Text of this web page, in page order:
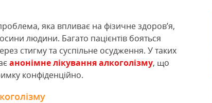
яка впливає на фізичне здоров’я,
людини. Багато пацієнтів бояться
стигму та суспільне осудження. У таких
анонімне лікування алкоголізму, що
конфіденційно.